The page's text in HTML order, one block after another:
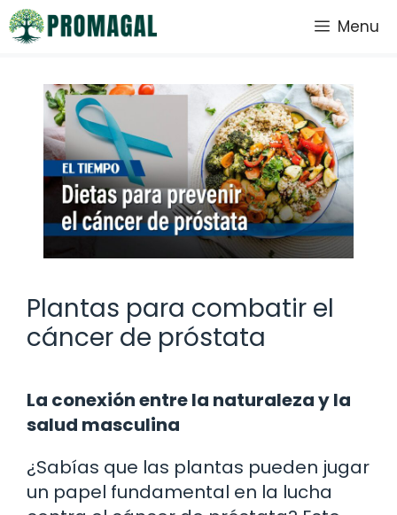
Saltar
al
Menu
Plantas para combatir el
cáncer de próstata
La conexión entre la naturaleza y la
salud masculina
¿Sabías que las plantas pueden jugar
un papel fundamental en la lucha